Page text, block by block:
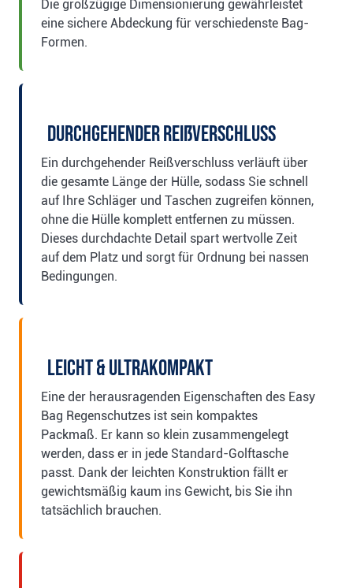
Die großzügige Dimensionierung gewährleistet
eine sichere Abdeckung für verschiedenste Bag-
Formen.
Durchgehender Reißverschluss
Ein durchgehender Reißverschluss verläuft über
die gesamte Länge der Hülle, sodass Sie schnell
auf Ihre Schläger und Taschen zugreifen können,
ohne die Hülle komplett entfernen zu müssen.
Dieses durchdachte Detail spart wertvolle Zeit
auf dem Platz und sorgt für Ordnung bei nassen
Bedingungen.
Leicht & Ultrakompakt
Eine der herausragenden Eigenschaften des Easy
Bag Regenschutzes ist sein kompaktes
Packmaß. Er kann so klein zusammengelegt
werden, dass er in jede Standard-Golftasche
passt. Dank der leichten Konstruktion fällt er
gewichtsmäßig kaum ins Gewicht, bis Sie ihn
tatsächlich brauchen.